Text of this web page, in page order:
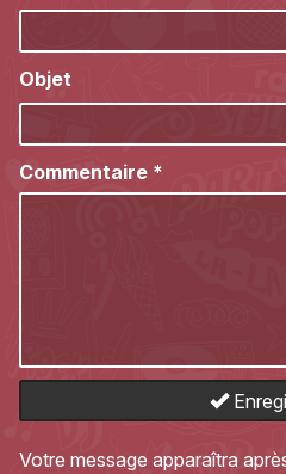
Objet
Commentaire *
Votre message apparaîtra